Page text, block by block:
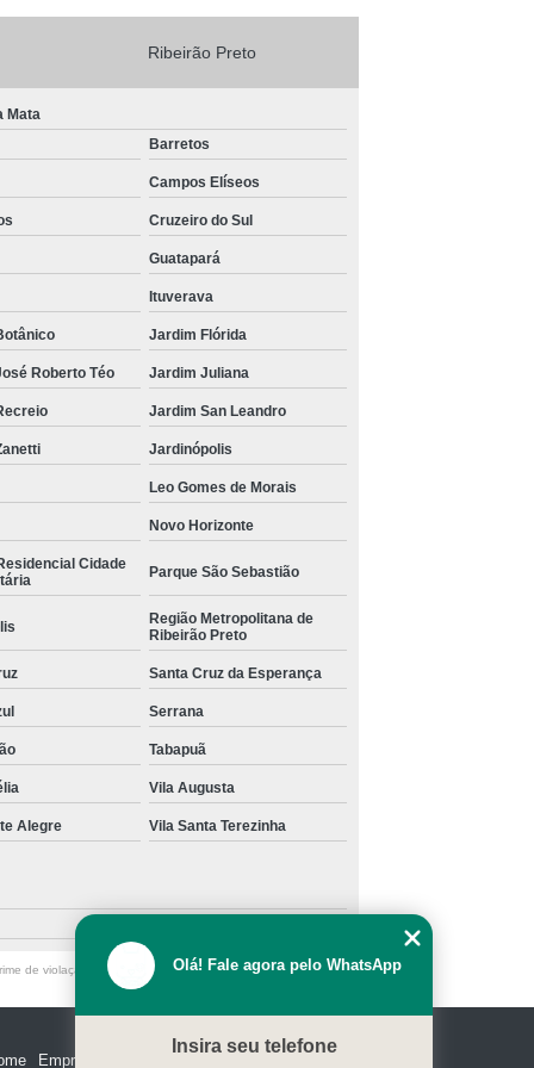
Ribeirão Preto
Mata
Barretos
Campos Elíseos
Cruzeiro do Sul
Guatapará
Ituverava
Jardim Flórida
Roberto Téo Jardim Juliana
Jardim San Leandro
Jardinópolis
Leo Gomes de Morais
Novo Horizonte
Cidade
Parque São Sebastião
Região Metropolitana de
Ribeirão Preto
Santa Cruz da Esperança
Serrana
Tabapuã
Vila Augusta
Alegre Vila Santa Terezinha
de violação de direito autoral – artigo 184 do Código Penal
Empresa
Olá! Fale agora pelo WhatsApp
Insira seu telefone